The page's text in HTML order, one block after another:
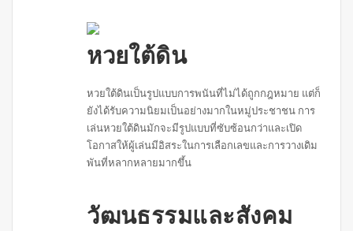
หวยใต้ดิน
หวยใต้ดินเป็นรูปแบบการพนันที่ไม่ได้ถูกกฎหมาย แต่ก็
ยังได้รับความนิยมเป็นอย่างมากในหมู่ประชาชน การ
เล่นหวยใต้ดินมักจะมีรูปแบบที่ซับซ้อนกว่าและเปิด
โอกาสให้ผู้เล่นมีอิสระในการเลือกเลขและการวางเดิม
พันที่หลากหลายมากขึ้น
วัฒนธรรมและสังคม